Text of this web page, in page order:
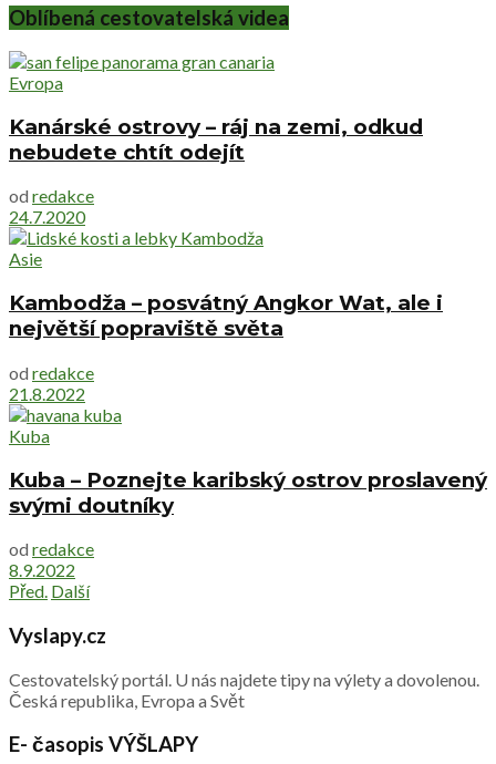
Oblíbená cestovatelská videa
Evropa
Kanárské ostrovy – ráj na zemi, odkud
nebudete chtít odejít
od redakce
24.7.2020
Asie
Kambodža – posvátný Angkor Wat, ale i
největší popraviště světa
od redakce
21.8.2022
Kuba
Kuba – Poznejte karibský ostrov proslavený
svými doutníky
od redakce
8.9.2022
Před. Další
Vyslapy.cz
Cestovatelský portál. U nás najdete tipy na výlety a dovolenou.
Česká republika, Evropa a Svět
E- časopis VÝŠLAPY